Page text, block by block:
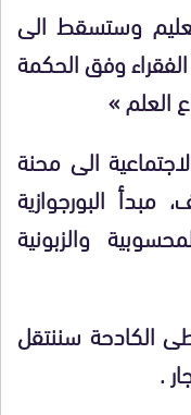
وستسقط الى
الفقراء وفق الحكمة
العلم »
الى محنة
البورجوازية
والزبونية
الكادحة سننتقل
.